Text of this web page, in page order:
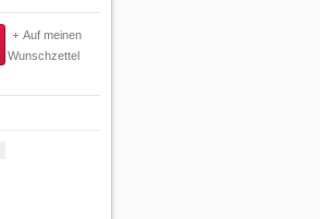
Auf meinen
Wunschzettel